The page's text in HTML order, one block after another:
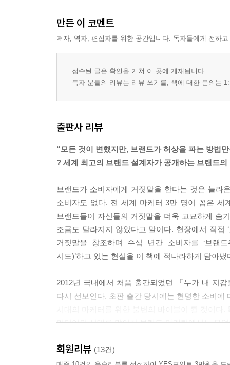
만든 이 코멘트
저자, 역자, 편집자를 위한 공간입니다. 독자들에게 전하
접수된 글은 확인을 거쳐 이 곳에 게재됩니다.
독자 분들의 리뷰는 리뷰 쓰기를, 책에 대한 문의는
출판사 리뷰
“모든 것이 변했지만, 브랜드가 허상을 파는 방법
? 세계 최고의 브랜드 설계자가 공개하는 브랜드의
브랜드가 소비자에게 거짓말을 한다는 것은 놀라
소비자도 없다. 전 세계 마케터 3만 명이 꼽은 세
브랜드들이 자신들의 거짓말을 더욱 교묘하게 숨
조금도 달라지지 않았다고 말이다. 현장에서 직접
거짓말을 창조하며 수십 년간 소비자를 ‘브랜
시도)’하고 있는 현실을 이 책에 적나라하게 담아냈
2012년 국내에서 처음 출간되었던 『누가 내 지
다시 선보인다. 초판 출간 당시에는 현명한 소비
미디어의 시대를 맞이한 브랜드 마케팅에서는 무
“그들에게는 언제든 당신을 조종할 수 있는 ‘치트키
회원리뷰 (13건)